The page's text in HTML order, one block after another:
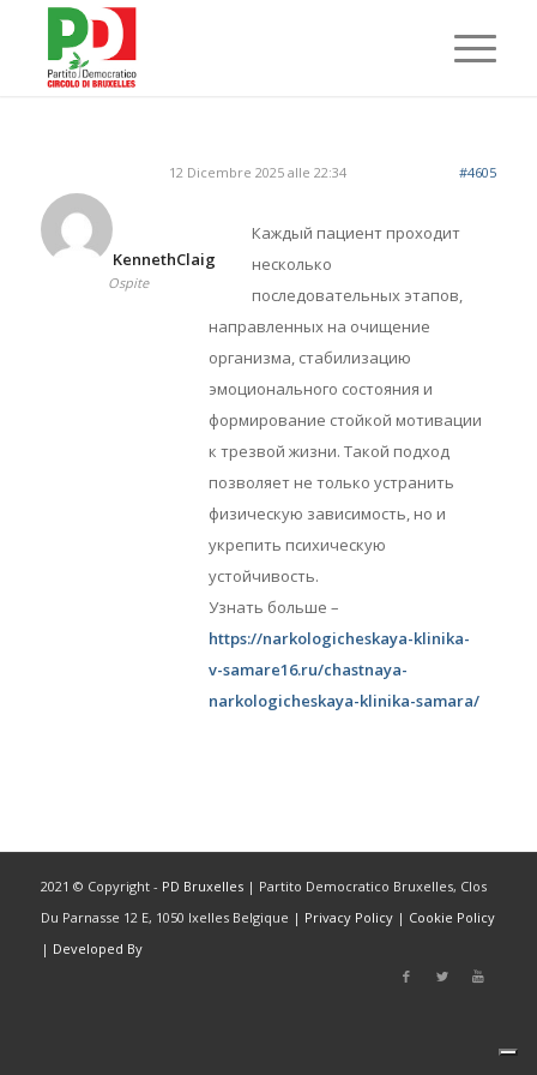
12 Dicembre 2025 alle 22:34 #4605
KennethClaig
Ospite
Каждый пациент проходит
несколько
последовательных этапов,
направленных на очищение
организма, стабилизацию
эмоционального состояния и
формирование стойкой мотивации
к трезвой жизни. Такой подход
позволяет не только устранить
физическую зависимость, но и
укрепить психическую
устойчивость.
Узнать больше –
https://narkologicheskaya-klinika-
v-samare16.ru/chastnaya-
narkologicheskaya-klinika-samara/
2021 © Copyright - PD Bruxelles| Partito Democratico Bruxelles, Clos
Du Parnasse 12 E, 1050 Ixelles Belgique | Privacy Policy| Cookie Policy
| Developed By